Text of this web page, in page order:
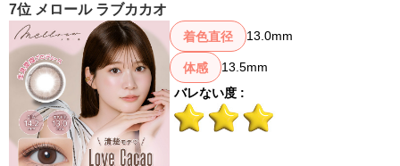
7位 メロール ラブカカオ
着色直径 13.0mm
体感
13.5mm
バレない度 :